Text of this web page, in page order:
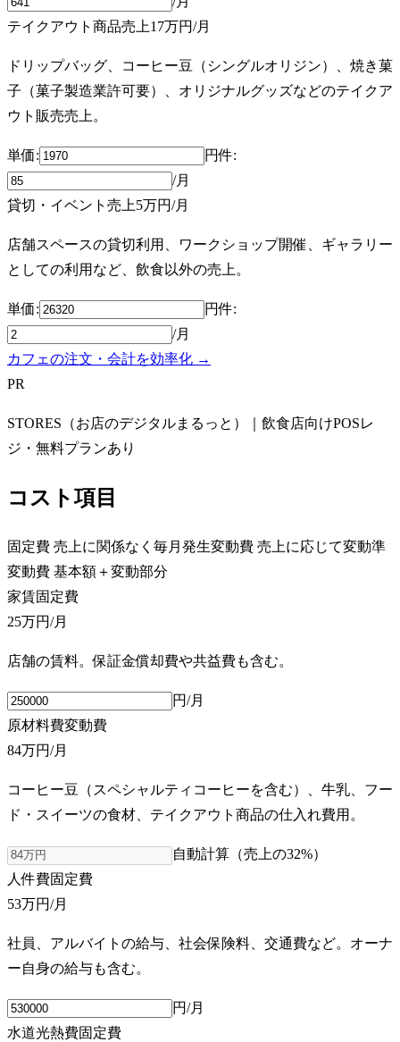
テイクアウト商品売上17万円/月
ドリップバッグ、コーヒー豆（シングルオリジン）、焼き菓
子（菓子製造業許可要）、オリジナルグッズなどのテイクア
ウト販売売上。
単価: 円件:
/月
貸切・イベント売上5万円/月
店舗スペースの貸切利用、ワークショップ開催、ギャラリー
としての利用など、飲食以外の売上。
単価: 円件:
/月
カフェの注文・会計を効率化 →
PR
STORES（お店のデジタルまるっと）｜飲食店向けPOSレ
ジ・無料プランあり
コスト項目
固定費 売上に関係なく毎月発生変動費 売上に応じて変動準
変動費 基本額＋変動部分
家賃固定費
25万円/月
店舗の賃料。保証金償却費や共益費も含む。
円/月
原材料費変動費
84万円/月
コーヒー豆（スペシャルティコーヒーを含む）、牛乳、フー
ド・スイーツの食材、テイクアウト商品の仕入れ費用。
自動計算（売上の32%）
人件費固定費
53万円/月
社員、アルバイトの給与、社会保険料、交通費など。オーナ
ー自身の給与も含む。
円/月
水道光熱費固定費